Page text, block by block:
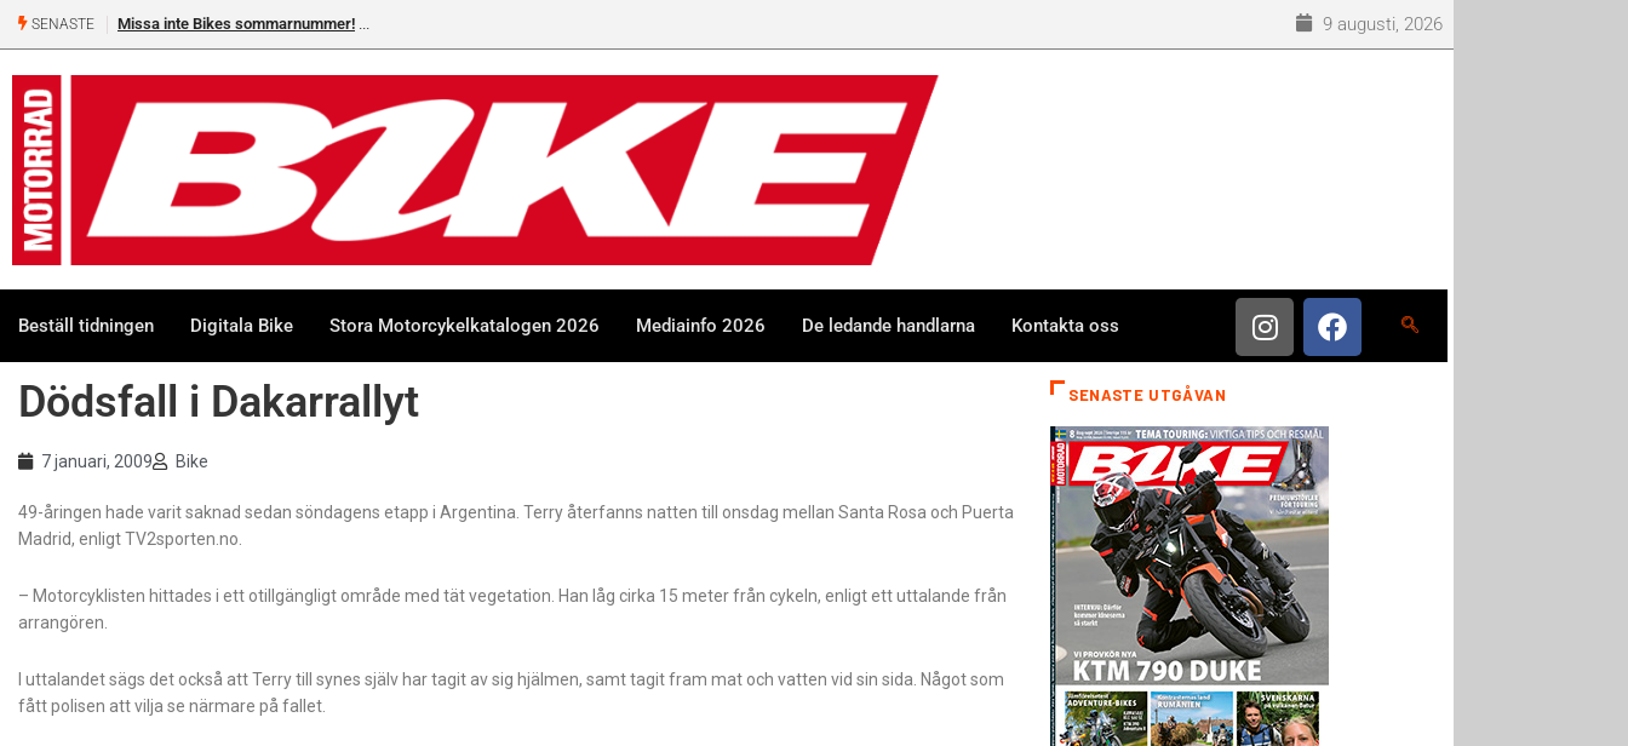
SENASTE Missa inte Bikes sommarnummer! 9 augusti, 2026
Beställ tidningen Digitala Bike Stora Motorcykelkatalogen 2026 Mediainfo 2026 De ledande handlarna Kontakta oss
Dödsfall i Dakarrallyt
7 januari, 2009 Bike
49-åringen hade varit saknad sedan söndagens etapp i Argentina. Terry återfanns natten till onsdag mellan Santa Rosa och Puerta
Madrid, enligt TV2sporten.no.
– Motorcyklisten hittades i ett otillgängligt område med tät vegetation. Han låg cirka 15 meter från cykeln, enligt ett uttalande från
arrangören.
I uttalandet sägs det också att Terry till synes själv har tagit av sig hjälmen, samt tagit fram mat och vatten vid sin sida. Något som
fått polisen att vilja se närmare på fallet.
SENASTE UTGÅVAN